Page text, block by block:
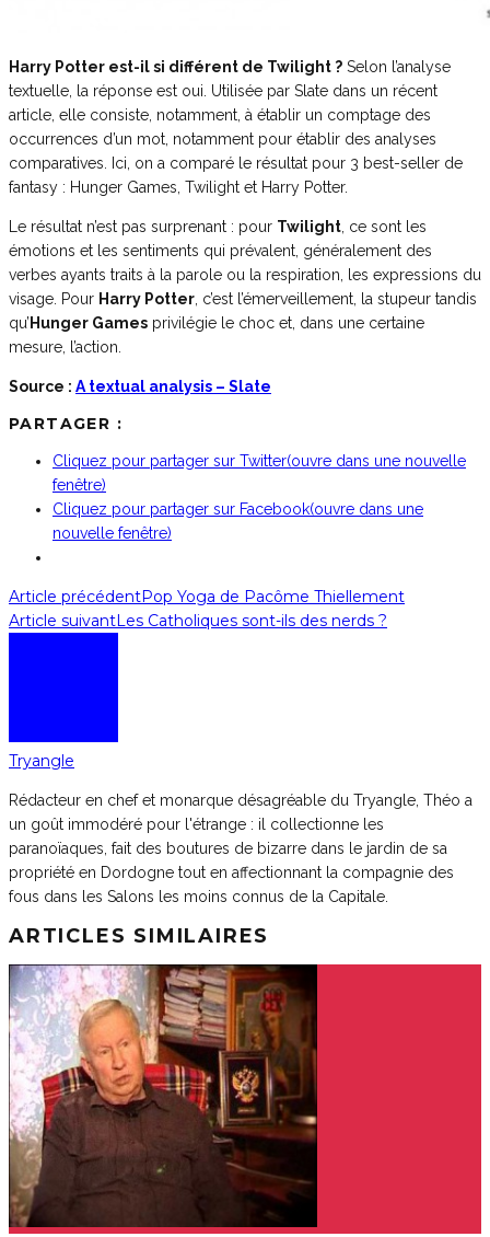
Harry Potter est-il si différent de Twilight ? Selon l’analyse
textuelle, la réponse est oui. Utilisée par Slate dans un récent
article, elle consiste, notamment, à établir un comptage des
occurrences d’un mot, notamment pour établir des analyses
comparatives. Ici, on a comparé le résultat pour 3 best-seller de
fantasy : Hunger Games, Twilight et Harry Potter.
Le résultat n’est pas surprenant : pour Twilight, ce sont les
émotions et les sentiments qui prévalent, généralement des
verbes ayants traits à la parole ou la respiration, les expressions du
visage. Pour Harry Potter, c’est l’émerveillement, la stupeur tandis
qu’ Hunger Games privilégie le choc et, dans une certaine
mesure, l’action.
Source : A textual analysis – Slate
PARTAGER :
Cliquez pour partager sur Twitter(ouvre dans une nouvelle
fenêtre)
Cliquez pour partager sur Facebook(ouvre dans une
nouvelle fenêtre)
Article précédentPop Yoga de Pacôme Thiellement
Article suivantLes Catholiques sont-ils des nerds ?
Tryangle
Rédacteur en chef et monarque désagréable du Tryangle, Théo a
un goût immodéré pour l'étrange : il collectionne les
paranoïaques, fait des boutures de bizarre dans le jardin de sa
propriété en Dordogne tout en affectionnant la compagnie des
fous dans les Salons les moins connus de la Capitale.
ARTICLES SIMILAIRES